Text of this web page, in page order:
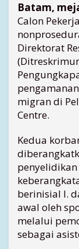
Batam,
Calon
Direktorat
migran di
Centre.
Kedua
berinisial I.
awal oleh
melalui
sebagai